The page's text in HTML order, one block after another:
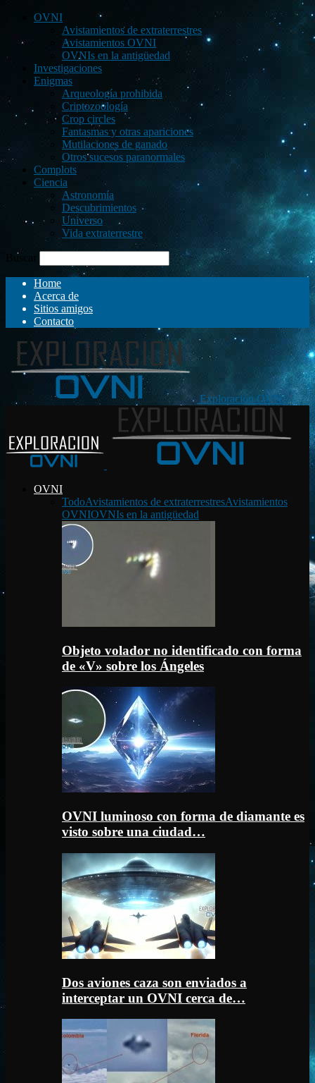
OVNI
Avistamientos de extraterrestres
Avistamientos OVNI
OVNIs en la antigüedad
Investigaciones
Enigmas
Arqueología prohibida
Criptozoología
Crop circles
Fantasmas y otras apariciones
Mutilaciones de ganado
Otros sucesos paranormales
Complots
Ciencia
Astronomía
Descubrimientos
Universo
Vida extraterrestre
Buscar
Home
Acerca de
Sitios amigos
Contacto
Exploración OVNI
OVNI
TodoAvistamientos de extraterrestresAvistamientos
OVNIOVNIs en la antigüedad
Objeto volador no identificado con forma
de «V» sobre los Ángeles
OVNI luminoso con forma de diamante es
visto sobre una ciudad…
Dos aviones caza son enviados a
interceptar un OVNI cerca de…